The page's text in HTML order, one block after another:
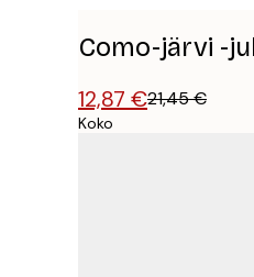
Como-järvi -
12,87 €21,45 €
Koko